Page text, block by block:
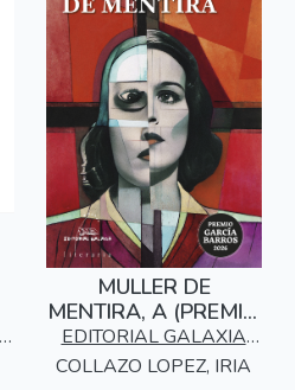
MULLER DE
MENTIRA, A (PREMIO
GARCÍA BARROS
2026)
EDITORIAL GALAXIA
S.A.
COLLAZO LOPEZ, IRIA